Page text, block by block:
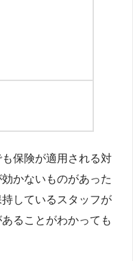
保険が適用される対
かないものがあった
しているスタッフが
ることがわかっても